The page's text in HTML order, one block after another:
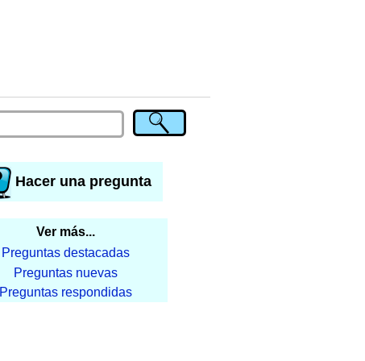
Hacer una pregunta
Ver más...
Preguntas destacadas
Preguntas nuevas
Preguntas respondidas